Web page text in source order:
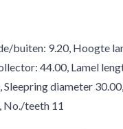
buiten: 9.20, Hoogte
44.00, Lamel
diameter
No./teeth 11